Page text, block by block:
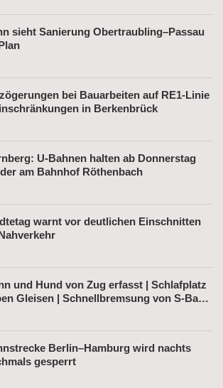
sieht Sanierung Obertraubling–Passau
bei Bauarbeiten auf RE1-Linie
in Berkenbrück
U-Bahnen halten ab Donnerstag
am Bahnhof Röthenbach
warnt vor deutlichen Einschnitten
und Hund von Zug erfasst | Schlafplatz
Gleisen | Schnellbremsung von S-Bahn
Berlin–Hamburg wird nachts
gesperrt